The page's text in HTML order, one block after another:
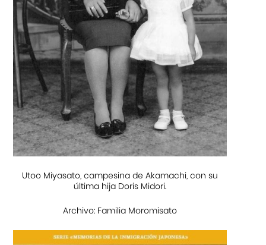
Utoo Miyasato, campesina de Akamachi, con su
última hija Doris Midori.
Archivo: Familia Moromisato